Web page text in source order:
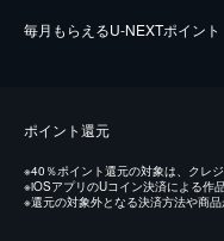
毎⽉もらえるU-NEXTポイント
ポイント還元
※40％ポイント還元の対象は、クレ
※iOSアプリのUコイン決済による作
※還元の対象外となる決済方法や商